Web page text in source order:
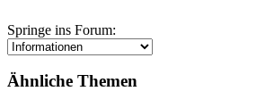
Springe ins Forum:
Ähnliche Themen